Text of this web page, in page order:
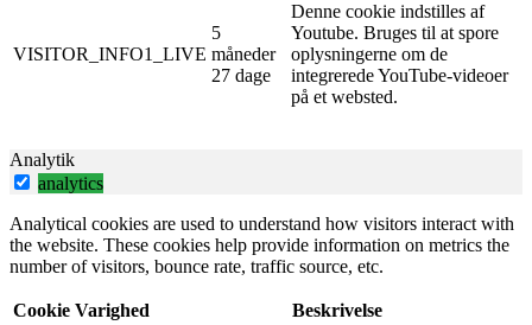
VISITOR_INFO1_LIVE
5
måneder
27 dage
Denne cookie indstilles af
Youtube. Bruges til at spore
oplysningerne om de
integrerede YouTube-videoer
på et websted.
Analytik
analytics
Analytical cookies are used to understand how visitors interact with
the website. These cookies help provide information on metrics the
number of visitors, bounce rate, traffic source, etc.
Cookie Varighed Beskrivelse